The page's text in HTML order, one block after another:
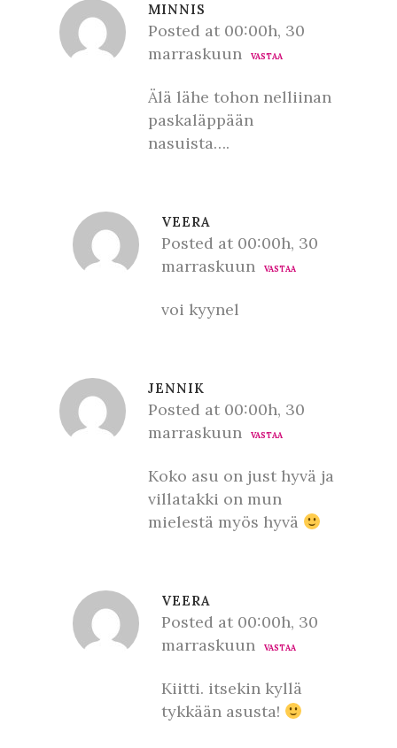
MINNIS
Posted at 00:00h, 30
marraskuun
VASTAA
Älä lähe tohon nelliinan
paskaläppään
nasuista….
VEERA
Posted at 00:00h, 30
marraskuun
VASTAA
voi kyynel
JENNIK
Posted at 00:00h, 30
marraskuun
VASTAA
Koko asu on just hyvä ja
villatakki on mun
mielestä myös hyvä
VEERA
Posted at 00:00h, 30
marraskuun
VASTAA
Kiitti. itsekin kyllä
tykkään asusta!